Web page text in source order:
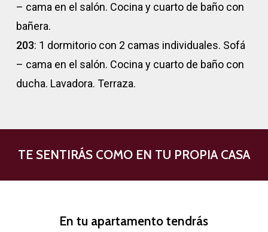
– cama en el salón. Cocina y cuarto de baño con
bañera.
203: 1 dormitorio con 2 camas individuales. Sofá
– cama en el salón. Cocina y cuarto de baño con
ducha. Lavadora. Terraza.
TE SENTIRÁS COMO EN TU PROPIA CASA
En tu apartamento tendrás